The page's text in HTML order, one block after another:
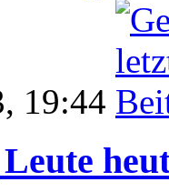
19:44
Leute